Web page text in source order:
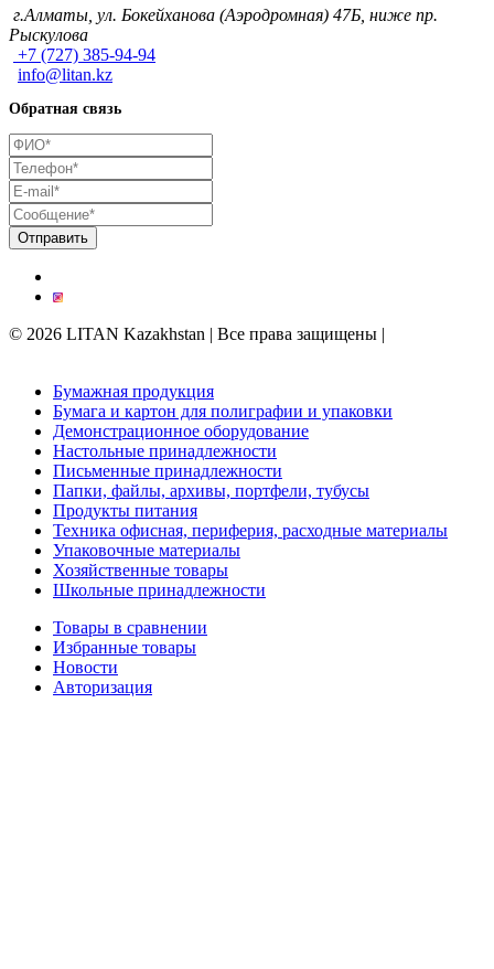
г.Алматы, ул. Бокейханова (Аэродромная) 47Б, ниже пр.
Рыскулова
+7 (727) 385-94-94
info@litan.kz
Обратная связь
© 2026 LITAN Kazakhstan | Все права защищены |
Бумажная продукция
Бумага и картон для полиграфии и упаковки
Демонстрационное оборудование
Настольные принадлежности
Письменные принадлежности
Папки, файлы, архивы, портфели, тубусы
Продукты питания
Техника офисная, периферия, расходные материалы
Упаковочные материалы
Хозяйственные товары
Школьные принадлежности
Товары в сравнении
Избранные товары
Новости
Авторизация